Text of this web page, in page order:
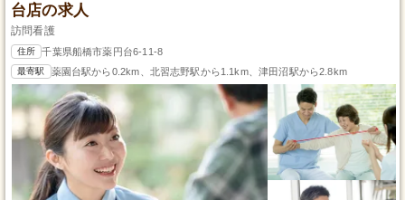
台店の求人
訪問看護
住所 千葉県船橋市薬円台6-11-8
最寄駅 薬園台駅から0.2km、北習志野駅から1.1km、津田沼駅から2.8km